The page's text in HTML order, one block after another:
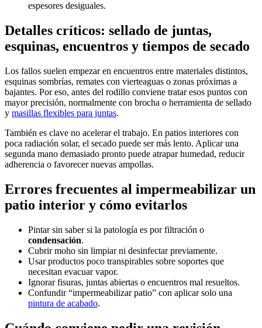
espesores desiguales.
Detalles críticos: sellado de juntas,
esquinas, encuentros y tiempos de secado
Los fallos suelen empezar en encuentros entre materiales distintos,
esquinas sombrías, remates con vierteaguas o zonas próximas a
bajantes. Por eso, antes del rodillo conviene tratar esos puntos con
mayor precisión, normalmente con brocha o herramienta de sellado
y masillas flexibles para juntas.
También es clave no acelerar el trabajo. En patios interiores con
poca radiación solar, el secado puede ser más lento. Aplicar una
segunda mano demasiado pronto puede atrapar humedad, reducir
adherencia o favorecer nuevas ampollas.
Errores frecuentes al impermeabilizar un
patio interior y cómo evitarlos
Pintar sin saber si la patología es por filtración o
condensación.
Cubrir moho sin limpiar ni desinfectar previamente.
Usar productos poco transpirables sobre soportes que
necesitan evacuar vapor.
Ignorar fisuras, juntas abiertas o encuentros mal resueltos.
Confundir “impermeabilizar patio” con aplicar solo una
pintura de acabado.